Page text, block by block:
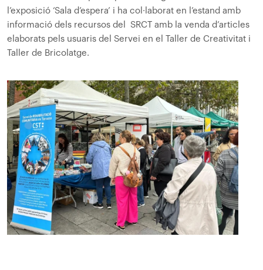
l’exposició ‘Sala d’espera’ i ha col·laborat en l’estand amb
informació dels recursos del SRCT amb la venda d’articles
elaborats pels usuaris del Servei en el Taller de Creativitat i
Taller de Bricolatge.